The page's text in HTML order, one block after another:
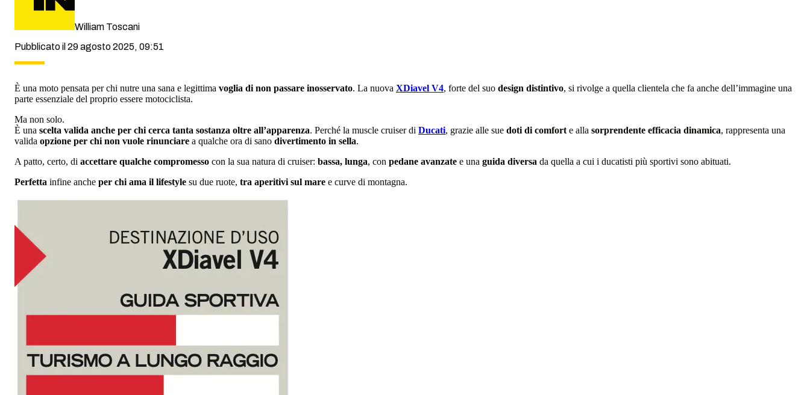
William Toscani
Pubblicato il 29 agosto 2025, 09:51
È una moto pensata per chi nutre una sana e legittima voglia di non passare inosservato. La nuova XDiavel V4, forte del suo design distintivo, si rivolge a quella clientela che fa anche dell’immagine una
parte essenziale del proprio essere motociclista.
Ma non solo.
È una scelta valida anche per chi cerca tanta sostanza oltre all’apparenza. Perché la muscle cruiser di Ducati, grazie alle sue doti di comforte alla sorprendente efficacia dinamica, rappresenta una
valida opzione per chi non vuole rinunciare a qualche ora di sano divertimento in sella.
A patto, certo, di accettare qualche compromesso con la sua natura di cruiser: bassa, lunga, con pedane avanzate e una guida diversa da quella a cui i ducatisti più sportivi sono abituati.
Perfetta infine anche per chi ama il lifestyle su due ruote, tra aperitivi sul mare e curve di montagna.